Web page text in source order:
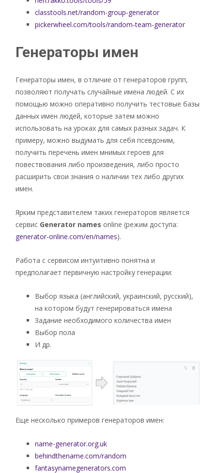
classtools.net/random-group-generator
pickerwheel.com/tools/random-team-generator
Генераторы имен
Генераторы имен, в отличие от генераторов групп,
позволяют получать случайные имена людей. С их
помощью можно оперативно получить тестовые базы
данных имен людей, которые затем можно
использовать на уроках для самых разных задач. К
примеру, можно выдумать для себя псевдоним,
получить перечень имен мнимых героев для
повествования либо произведения, либо просто
расширить свои знания о наличии тех либо других
имен.
Ярким представителем таких генераторов является
сервис Generator names online (режим доступа:
generator-online.com/en/names).
Работа с сервисом интуитивно понятна и
предполагает первичную настройку генерации:
Выбор языка (английский, украинский, русский),
на котором будут генерироваться имена
Задание необходимого количества имен
Выбор пола
И др.
Еще несколько примеров генераторов имен:
name-generator.org.uk
behindthename.com/random
fantasynamegenerators.com